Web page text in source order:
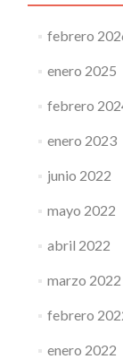
febrero
enero 2025
febrero
enero 2023
junio 2022
mayo 2022
abril 2022
marzo 2022
febrero
enero 2022